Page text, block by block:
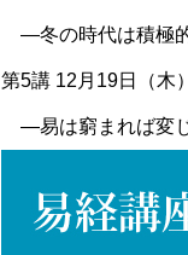
―冬の時代は積極
第5講 12月19日（木
―易は窮まれば変